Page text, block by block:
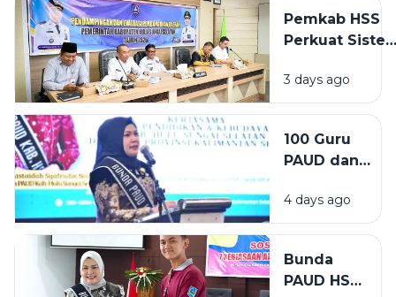
Desa
Sinergi
Pemkab HSS
Perkuat
Wabup Buka
Talenta untuk
Tingkatkan
3 days ago
100 Guru
PAUD dan
Ikuti
Pelatihan
Learning,
Bunda
4 days ago
Bunda
PAUD HSS